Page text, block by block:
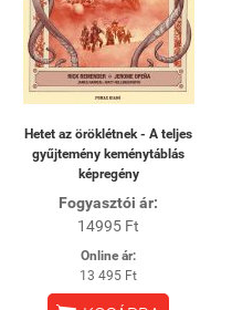
Hetet az öröklétnek - A teljes
gyűjtemény keménytáblás
képregény
Fogyasztói ár:
14995 Ft
Online ár:
13 495 Ft